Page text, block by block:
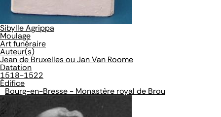
Sibylle Agrippa
Moulage
Art funéraire
Auteur(s)
Jean de Bruxelles ou Jan Van Roome
Datation
1518-1522
Édifice
Bourg-en-Bresse - Monastère royal de Brou